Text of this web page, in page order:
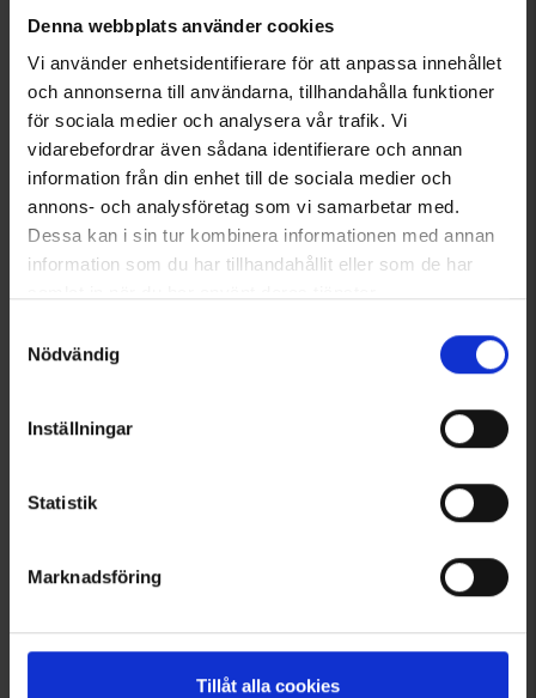
Denna webbplats använder cookies
Vi använder enhetsidentifierare för att anpassa innehållet
och annonserna till användarna, tillhandahålla funktioner
för sociala medier och analysera vår trafik. Vi
vidarebefordrar även sådana identifierare och annan
information från din enhet till de sociala medier och
annons- och analysföretag som vi samarbetar med.
Dessa kan i sin tur kombinera informationen med annan
information som du har tillhandahållit eller som de har
Nödvändig
Inställningar
Statistik
Marknadsföring
Tillåt alla cookies
Sittunderlag
Från25 kr
Wildo Tändstål
125 kr
Andra köpte även